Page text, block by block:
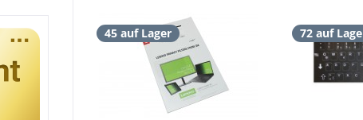
45 auf Lager 72 auf